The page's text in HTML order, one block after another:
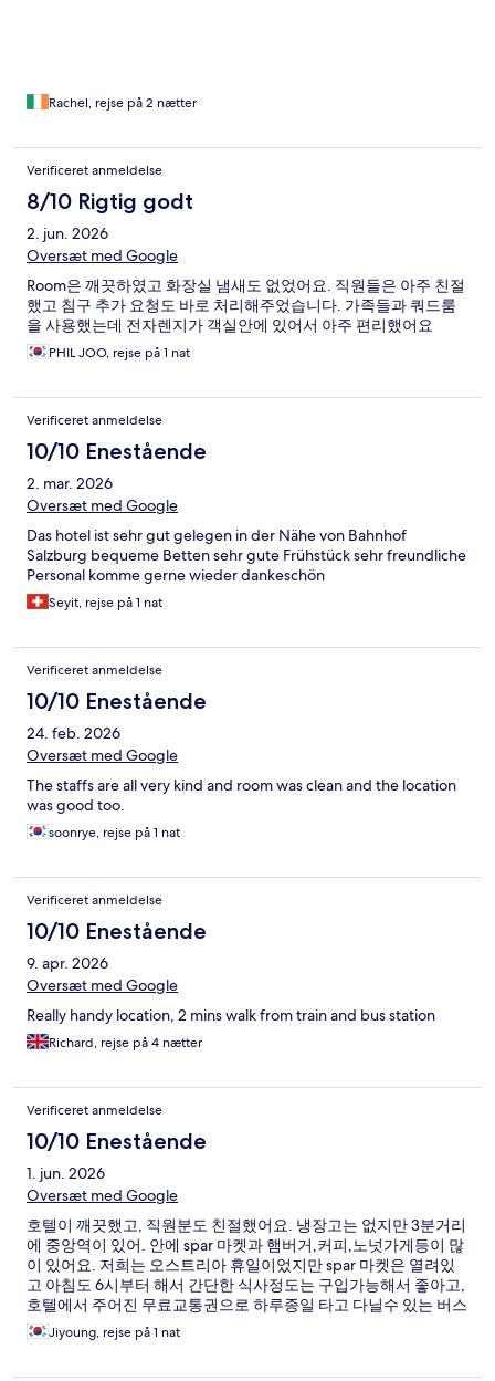
Rachel, rejse på 2 nætter
Verificeret anmeldelse
8/10 Rigtig godt
2. jun. 2026
Oversæt med Google
Room은 깨끗하였고 화장실 냄새도 없었어요. 직원들은 아주 친절
했고 침구 추가 요청도 바로 처리해주었습니다. 가족들과 쿼드룸
을 사용했는데 전자렌지가 객실안에 있어서 아주 편리했어요
PHIL JOO, rejse på 1 nat
Verificeret anmeldelse
10/10 Enestående
2. mar. 2026
Oversæt med Google
Das hotel ist sehr gut gelegen in der Nähe von Bahnhof
Salzburg bequeme Betten sehr gute Frühstück sehr freundliche
Personal komme gerne wieder dankeschön
Seyit, rejse på 1 nat
Verificeret anmeldelse
10/10 Enestående
24. feb. 2026
Oversæt med Google
The staffs are all very kind and room was clean and the location
was good too.
soonrye, rejse på 1 nat
Verificeret anmeldelse
10/10 Enestående
9. apr. 2026
Oversæt med Google
Really handy location, 2 mins walk from train and bus station
Richard, rejse på 4 nætter
Verificeret anmeldelse
10/10 Enestående
1. jun. 2026
Oversæt med Google
호텔이 깨끗했고, 직원분도 친절했어요. 냉장고는 없지만 3분거리
에 중앙역이 있어. 안에 spar 마켓과 햄버거,커피,노넛가게등이 많
이 있어요. 저희는 오스트리아 휴일이었지만 spar 마켓은 열려있
고 아침도 6시부터 해서 간단한 식사정도는 구입가능해서 좋아고,
호텔에서 주어진 무료교통권으로 하루종일 타고 다닐수 있는 버스
가 바로 있어 (3번, 5번) 너무 좋습니다. 추천합니다.
Jiyoung, rejse på 1 nat